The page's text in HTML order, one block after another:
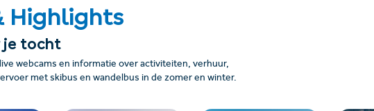
Highlights
je tocht
webcams en informatie over activiteiten, verhuur,
met skibus en wandelbus in de zomer en winter.